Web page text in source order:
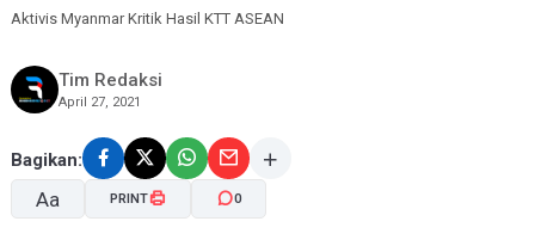
Aktivis Myanmar Kritik Hasil KTT ASEAN
Tim Redaksi
April 27, 2021
Bagikan:
Aa PRINT 0